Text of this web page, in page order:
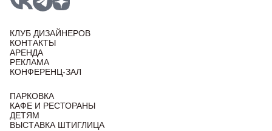
КЛУБ ДИЗАЙНЕРОВ
КОНТАКТЫ
АРЕНДА
РЕКЛАМА
КОНФЕРЕНЦ-ЗАЛ
ПАРКОВКА
КАФЕ И РЕСТОРАНЫ
ДЕТЯМ
ВЫСТАВКА ШТИГЛИЦА